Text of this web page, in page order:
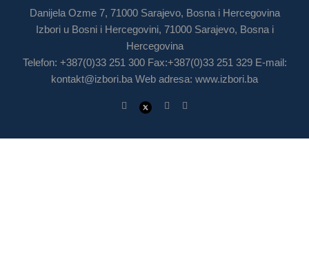
Danijela Ozme 7, 71000 Sarajevo, Bosna i Hercegovina
Izbori u Bosni i Hercegovini, 71000 Sarajevo, Bosna i
Hercegovina
Telefon: +387(0)33 251 300 Fax:+387(0)33 251 329 E-mail:
kontakt@izbori.ba Web adresa: www.izbori.ba